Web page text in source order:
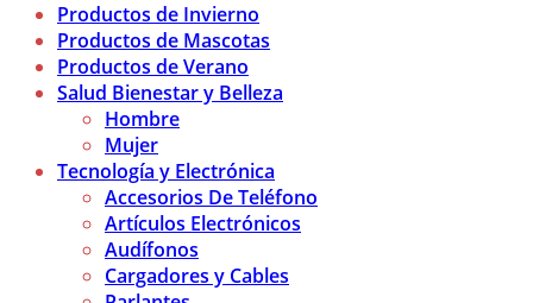
Productos de Invierno
Productos de Mascotas
Productos de Verano
Salud Bienestar y Belleza
Hombre
Mujer
Tecnología y Electrónica
Accesorios De Teléfono
Artículos Electrónicos
Audífonos
Cargadores y Cables